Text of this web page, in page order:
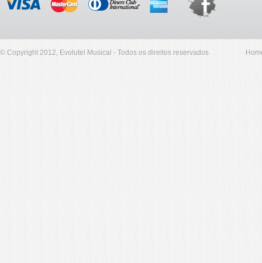
© Copyright 2012, Evolutel Musical - Todos os direitos reservados